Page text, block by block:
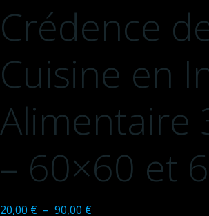
Crédence
Cuisine en
Alimentaire
– 60×60 et
20,00 € – 90,00 €